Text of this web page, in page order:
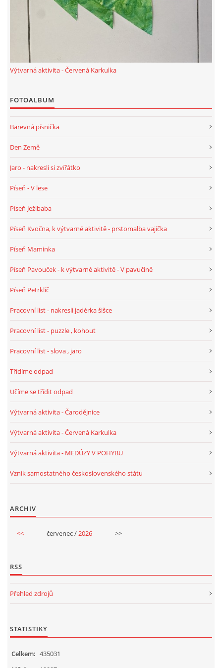
PÍSNĚ K TÉMATU PODZIM
BÁSNĚ K TÉMATU PODZIM
PÍSNĚ K TÉMATU ZIMA
POHYBOVÉ AKTIVITY NA TÉMA ZIMA
TÝDENNÍ PLÁNY
MONTESSORI AKTIVITA
KALENDÁŘ PRO DĚTI
SVATÝ VÁCLAV
HALLOWEEN
SVATÝ MARTIN
SVATÁ KATEŘINA 25.LISTOPADU
SVATÁ BARBORA 4.12.
MIKULÁŠ, ČERTI
MASOPUST
Výtvarná aktivita - Červená Karkulka
FOTOALBUM
Barevná písnička
Den Země
Jaro - nakresli si zvířátko
Píseň - V lese
Píseň Ježibaba
Píseň Kvočna, k výtvarné aktivitě - prstomalba vajíčka
Píseň Maminka
Píseň Pavouček - k výtvarné aktivitě - V pavučině
Píseň Petrklíč
Pracovní list - nakresli jadérka šišce
Pracovní list - puzzle , kohout
Pracovní list - slova , jaro
Třídíme odpad
Učíme se třídit odpad
Výtvarná aktivita - Čarodějnice
Výtvarná aktivita - Červená Karkulka
Výtvarná aktivita - MEDÚZY V POHYBU
Vznik samostatného československého státu
ARCHIV
<< červenec /2026 >>
RSS
Přehled zdrojů
STATISTIKY
Celkem: 435031